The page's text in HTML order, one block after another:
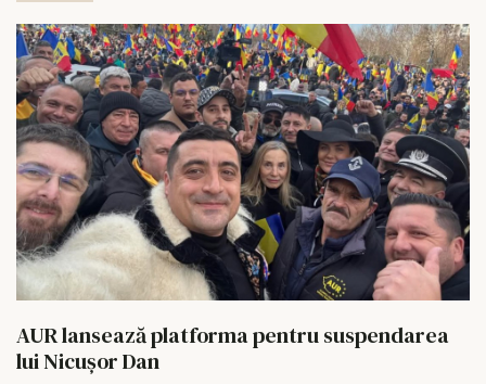
AUR lansează platforma pentru suspendarea
lui Nicușor Dan